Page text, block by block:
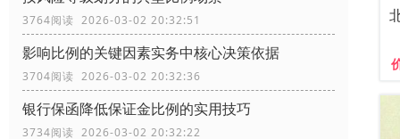
3764阅读 2026-03-02 20:32:51
影响比例的关键因素实务中核心决策依据
3704阅读 2026-03-02 20:32:36
银行保函降低保证金比例的实用技巧
3734阅读 2026-03-02 20:32:22